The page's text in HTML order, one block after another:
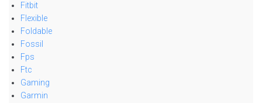
Fitbit
Flexible
Foldable
Fossil
Fps
Ftc
Gaming
Garmin